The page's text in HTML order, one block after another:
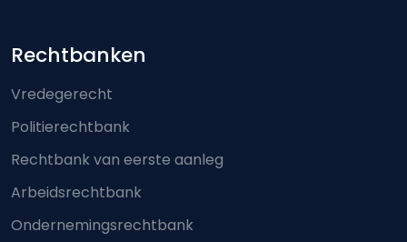
Footer-menu
Rechtbanken
Vredegerecht
Politierechtbank
Rechtbank van eerste aanleg
Arbeidsrechtbank
Ondernemingsrechtbank